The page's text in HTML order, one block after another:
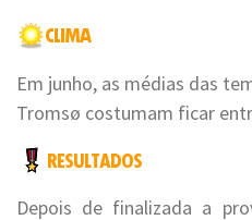
Em junho, as médias das
Tromsø costumam ficar
Depois de finalizada a